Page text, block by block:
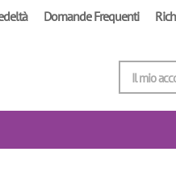
Domande Frequenti
Il mio